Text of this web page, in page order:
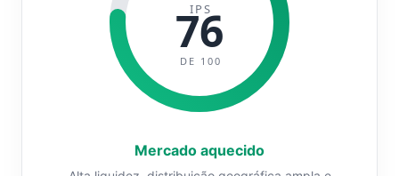
IPS
76
DE 100
Mercado aquecido